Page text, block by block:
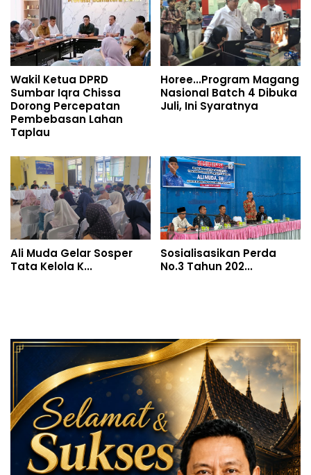
Wakil Ketua DPRD
Sumbar Iqra Chissa
Dorong Percepatan
Pembebasan Lahan
Taplau
Horee...Program Magang
Nasional Batch 4 Dibuka
Juli, Ini Syaratnya
Ali Muda Gelar Sosper
Tata Kelola K...
Sosialisasikan Perda
No.3 Tahun 202...